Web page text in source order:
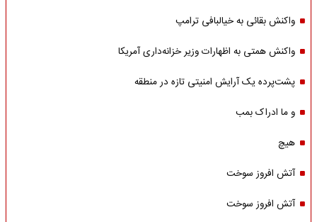
واکنش بقائی به خیالبافی ترامپ
واکنش همتی به اظهارات وزیر خزانه‌داری آمریکا
پشت‌پرده یک آرایش امنیتی تازه در منطقه
و ما ادراک بمب
هیچ
آتش افروز سوخت
آتش افروز سوخت